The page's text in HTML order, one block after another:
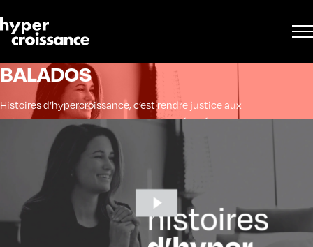
BALADOS
Histoires d’hypercroissance, c’est rendre justice aux
entrepreneurs et aux experts passionnés. Découvrez
comment ils font une différence dans la vie des